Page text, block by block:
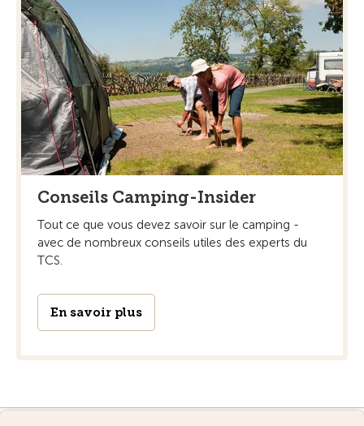
Conseils Camping-Insider
Tout ce que vous devez savoir sur le camping -
avec de nombreux conseils utiles des experts du
TCS.
En savoir plus